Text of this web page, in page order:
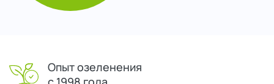
Опыт озеленения